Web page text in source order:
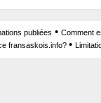
publiées • Comment
fransaskois.info? •